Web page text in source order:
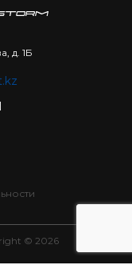
д. 1Б
© 2026